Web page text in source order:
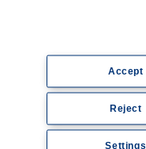
Kontakt
Web-Semniare
Anwenderberichte
Accept
Reject
Settings